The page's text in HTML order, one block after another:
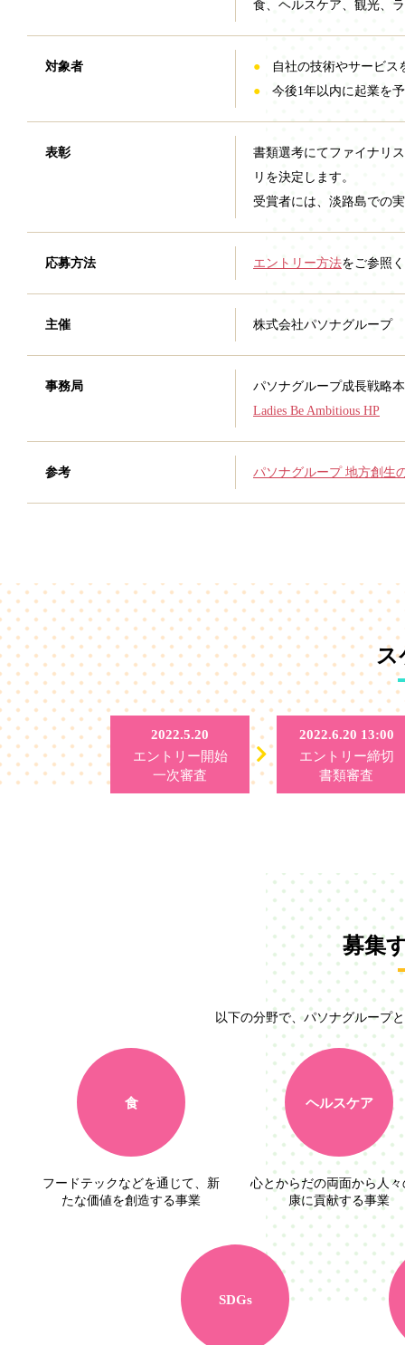
食、ヘルスケア、観光、
対象者
自社の技術やサービス
今後1年以内に起業を
表彰
書類選考にてファイナリ
リを決定します。
受賞者には、淡路島での
応募方法 エントリー方法をご参照
主催 株式会社パソナグループ
事務局
パソナグループ成長戦略
Ladies Be Ambitious HP
参考 パソナグループ 地方創生
ス
2022.5.20
エントリー開始
一次審査
2022.6.20 13:00
エントリー締切
書類審査
募集
以下の分野で、パソナグループ
食
フードテックなどを通じて、新
たな価値を創造する事業
ヘルスケア
心とからだの両面から人々
康に貢献する事業
SDGs